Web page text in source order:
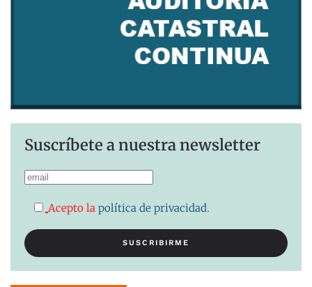
Suscríbete a nuestra newsletter
Acepto la política de privacidad.